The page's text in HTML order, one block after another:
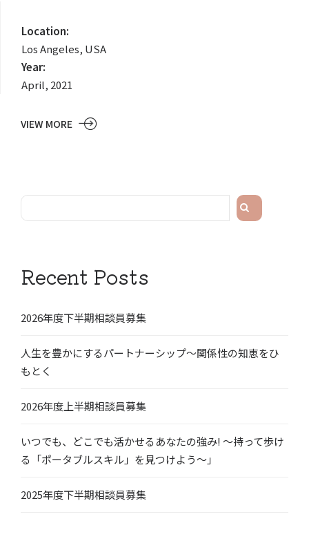
Location:
Los Angeles, USA
Year:
April, 2021
VIEW MORE
Recent Posts
2026年度下半期相談員募集
人生を豊かにするパートナーシップ〜関係性の知恵をひ
もとく
2026年度上半期相談員募集
いつでも、どこでも活かせるあなたの強み! 〜持って歩け
る「ポータブルスキル」を見つけよう〜」
2025年度下半期相談員募集